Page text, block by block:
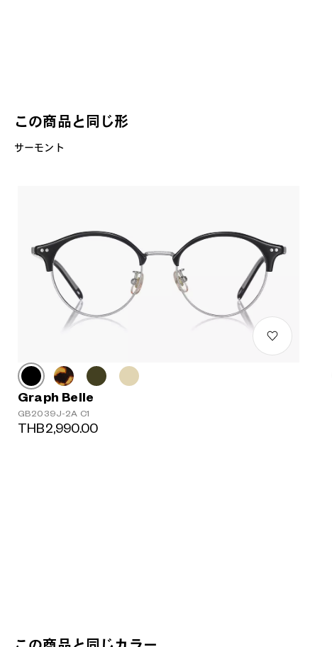
この商品と同じ形
サーモント
Graph Belle
GB2039J-2A C1
THB2,990.00